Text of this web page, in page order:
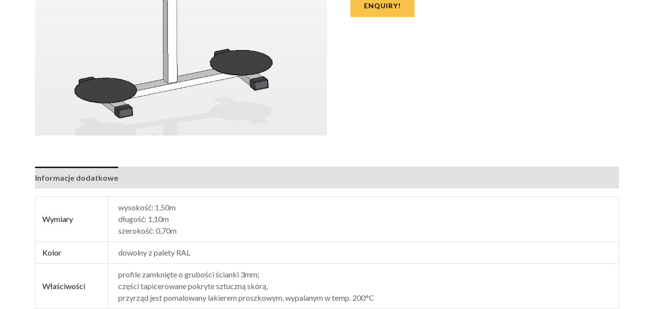
ENQUIRY!
Informacje dodatkowe
Wymiary
wysokość: 1,50m
długość: 1,10m
szerokość: 0,70m
Kolor dowolny z palety RAL
Właściwości
profile zamknięte o grubości ścianki 3mm;
części tapicerowane pokryte sztuczną skórą,
przyrząd jest pomalowany lakierem proszkowym, wypalanym w temp. 200°C